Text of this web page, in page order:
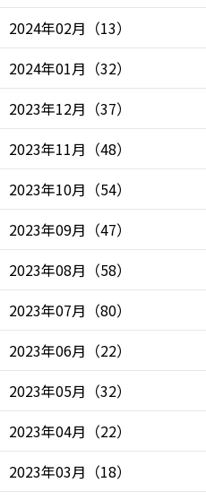
2024年02月 （13）
2024年01月 （32）
2023年12月 （37）
2023年11月 （48）
2023年10月 （54）
2023年09月 （47）
2023年08月 （58）
2023年07月 （80）
2023年06月 （22）
2023年05月 （32）
2023年04月 （22）
2023年03月 （18）